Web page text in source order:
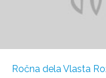
Ročna dela Vlasta